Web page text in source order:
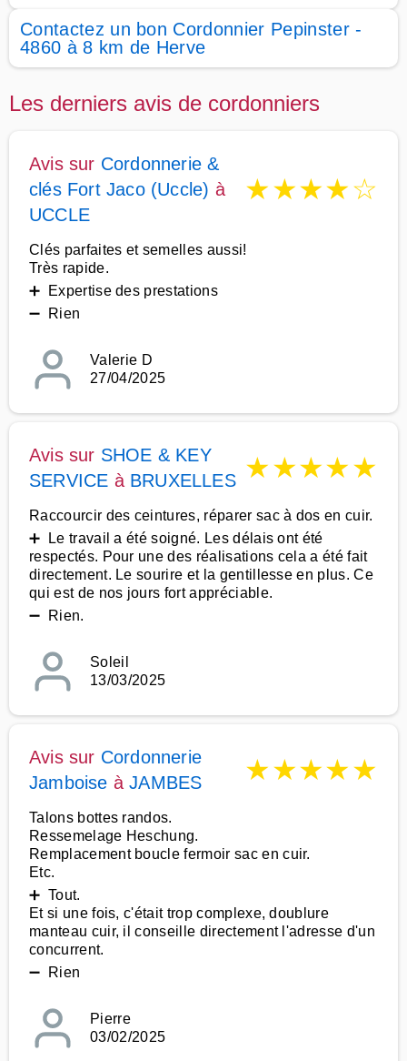
Contactez un bon Cordonnier Pepinster -
4860 à 8 km de Herve
Les derniers avis de cordonniers
Avis sur Cordonnerie &
clés Fort Jaco (Uccle) à
UCCLE
★★★★☆
Clés parfaites et semelles aussi!
Très rapide.
➕ Expertise des prestations
➖ Rien
Valerie D
27/04/2025
Avis sur SHOE & KEY
SERVICE à BRUXELLES ★★★★★
Raccourcir des ceintures, réparer sac à dos en cuir.
➕ Le travail a été soigné. Les délais ont été
respectés. Pour une des réalisations cela a été fait
directement. Le sourire et la gentillesse en plus. Ce
qui est de nos jours fort appréciable.
➖ Rien.
Soleil
13/03/2025
Avis sur Cordonnerie
Jamboise àJAMBES ★★★★★
Talons bottes randos.
Ressemelage Heschung.
Remplacement boucle fermoir sac en cuir.
Etc.
➕ Tout.
Et si une fois, c'était trop complexe, doublure
manteau cuir, il conseille directement l'adresse d'un
concurrent.
➖ Rien
Pierre
03/02/2025